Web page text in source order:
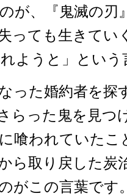
が、『鬼滅の刃
っても生きて
ようと」という
った婚約者を探
らった鬼を見つ
喰われていたこ
ら取り戻した炭
がこの言葉です